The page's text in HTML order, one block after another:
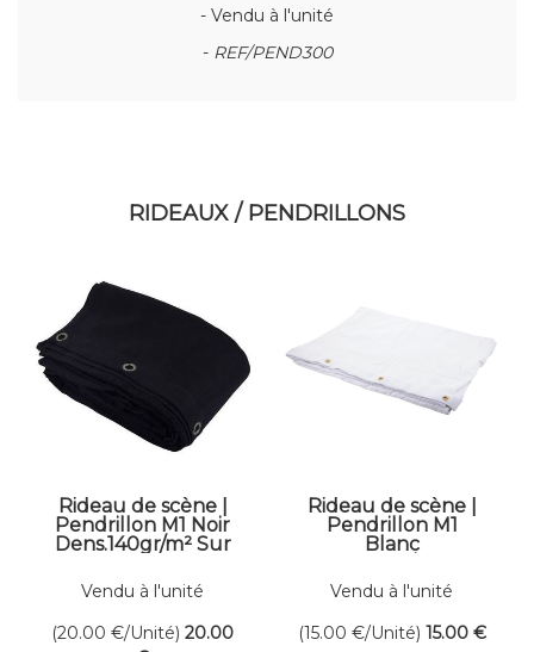
- Vendu à l'unité
- REF/PEND300
RIDEAUX / PENDRILLONS
Rideau de scène |
Pendrillon M1 Noir
Dens.140gr/m² Sur
Vendu à l'unité
(20.00 €/Unité) 20.00
Rideau de scène |
Pendrillon M1
Blanc
mesure
Vendu à l'unité
(15.00 €/Unité) 15.00 €